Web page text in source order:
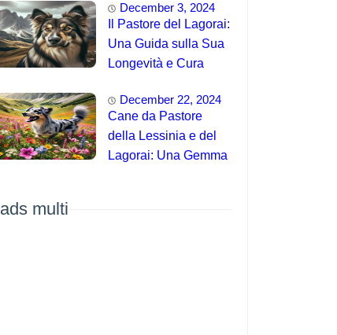
Principianti
December 3, 2024
Il Pastore del Lagorai:
Una Guida sulla Sua
Longevità e Cura
December 22, 2024
Cane da Pastore
della Lessinia e del
Lagorai: Una Gemma
ads multi